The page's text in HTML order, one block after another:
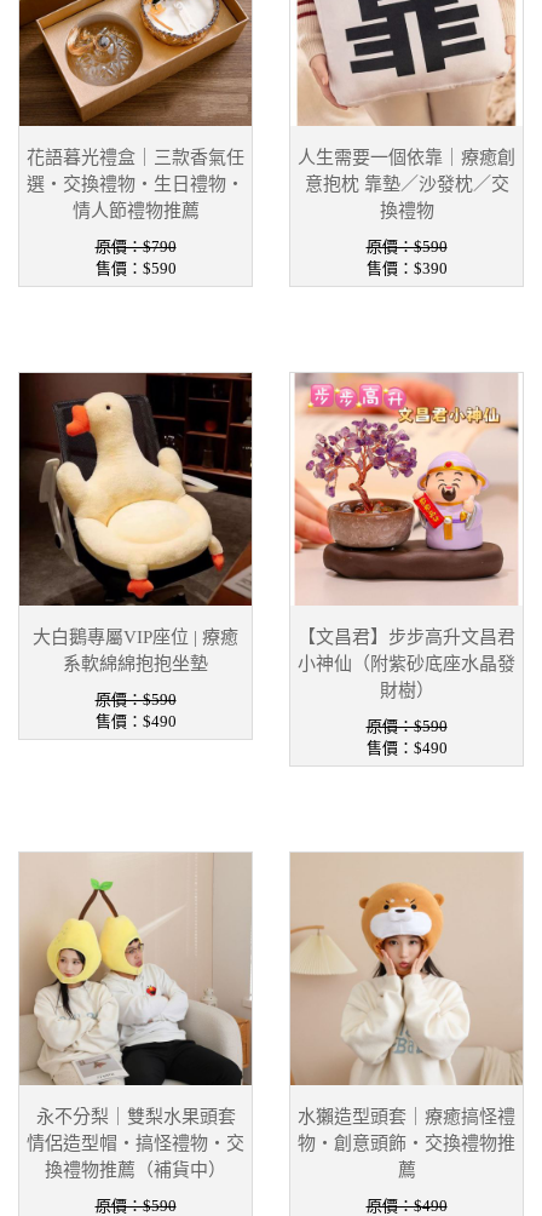
花語暮光禮盒｜三款香氣任
選・交換禮物・生日禮物・
情人節禮物推薦
原價：$790
售價： $590
人生需要一個依靠｜療癒創
意抱枕 靠墊／沙發枕／交
換禮物
原價：$590
售價： $390
大白鵝專屬VIP座位 | 療癒
系軟綿綿抱抱坐墊
原價：$590
售價： $490
【文昌君】步步高升文昌君
小神仙（附紫砂底座水晶發
財樹）
原價：$590
售價： $490
永不分梨｜雙梨水果頭套
情侶造型帽・搞怪禮物・交
換禮物推薦（補貨中）
原價：$590
水獺造型頭套｜療癒搞怪禮
物・創意頭飾・交換禮物推
薦
原價：$490